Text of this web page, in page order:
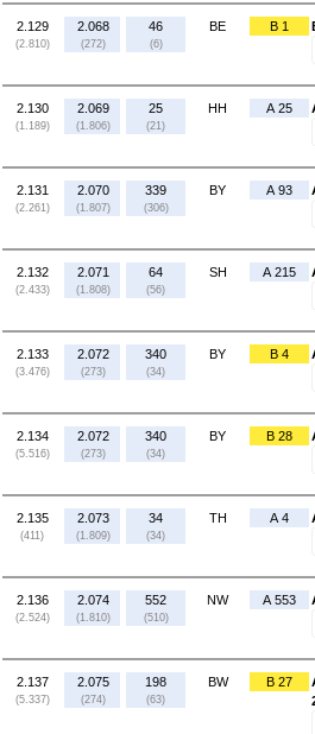
2.129
(2.810)
2.068
(272)
46
(6)
BE B 1
2.130
(1.189)
2.069
(1.806)
25
(21)
HH A 25
2.131
(2.261)
2.070
(1.807)
339
(306)
BY A 93
2.132
(2.433)
2.071
(1.808)
64
(56)
SH A 215
2.133
(3.476)
2.072
(273)
340
(34)
BY B 4
2.134
(5.516)
2.072
(273)
340
(34)
BY B 28
2.135
(411)
2.073
(1.809)
34
(34)
TH A 4
2.136
(2.524)
2.074
(1.810)
552
(510)
NW A 553
2.137
(5.337)
2.075
(274)
198
(63)
BW B 27